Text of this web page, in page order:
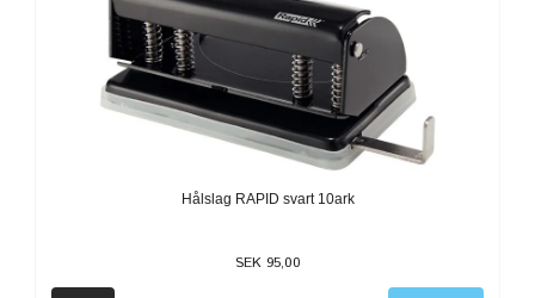
Hålslag RAPID svart 10ark
SEK 95,00